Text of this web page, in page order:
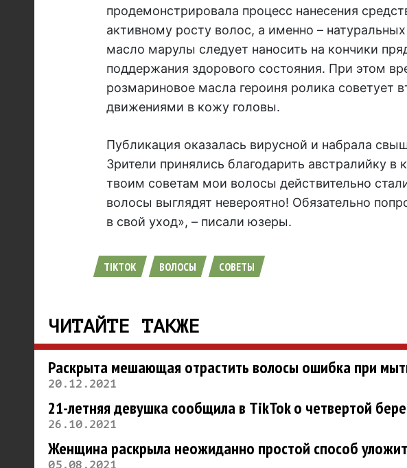
продемонстрировала процесс нанесения
активному росту волос, а именно –
масло марулы следует наносить на кончики
поддержания здорового состояния. При этом
розмариновое масла героиня ролика советует
движениями в кожу головы.
Публикация оказалась вирусной и набрала
Зрители принялись благодарить австралийку в
твоим советам мои волосы действительно
волосы выглядят невероятно! Обязательно
в свой уход», – писали юзеры.
TIKTOK ВОЛОСЫ СОВЕТЫ
ЧИТАЙТЕ ТАКЖЕ
Раскрыта мешающая отрастить волосы ошибка при
20.12.2021
21-летняя девушка сообщила в TikTok о четвертой
26.10.2021
Женщина раскрыла неожиданно простой способ
05.08.2021